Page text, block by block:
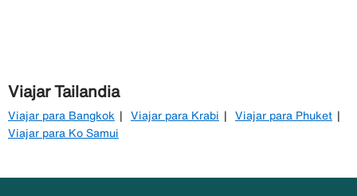
Viajar Tailandia
Viajar para Bangkok Viajar para Krabi
Viajar para Phuket
Viajar para Ko Samui